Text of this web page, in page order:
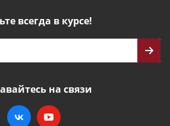
всегда в курсе!
на связи